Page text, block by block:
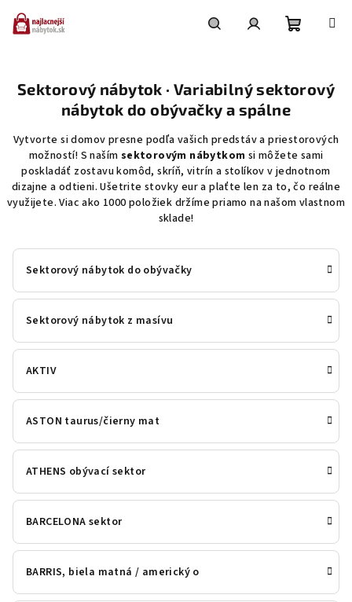
obsah
košík
Sektorový nábytok · Variabilný sektorový
nábytok do obývačky a spálne
Vytvorte si domov presne podľa vašich predstáv a priestorových
možností! S naším sektorovým nábytkom si môžete sami
poskladáť zostavu komôd, skríň, vitrín a stolíkov v jednotnom
dizajne a odtieni. Ušetrite stovky eur a plaťte len za to, čo reálne
využijete. Viac ako 1000 položiek držíme priamo na našom vlastnom
sklade!
Sektorový nábytok do obývačky
Sektorový nábytok z masívu
AKTIV
ASTON taurus/čierny mat
ATHENS obývací sektor
BARCELONA sektor
BARRIS, biela matná / americký o